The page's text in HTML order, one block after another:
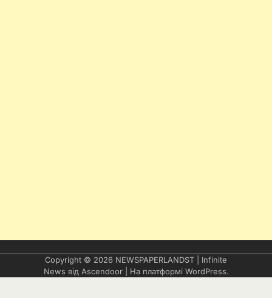
Copyright © 2026 NEWSPAPERLANDST | Infinite
News від Ascendoor| На платформі WordPress.